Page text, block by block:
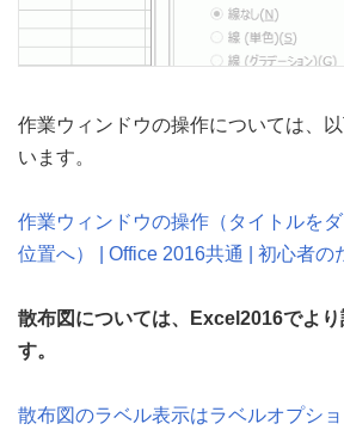
作業ウィンドウの操作については、
います。
作業ウィンドウの操作（タイトルを
位置へ） | Office 2016共通 | 初心者の
散布図については、Excel2016でより
す。
散布図のラベル表示はラベルオプシ